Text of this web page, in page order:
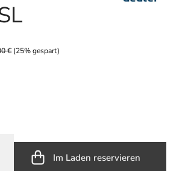
€ (25% gespart)
Im Laden reservieren